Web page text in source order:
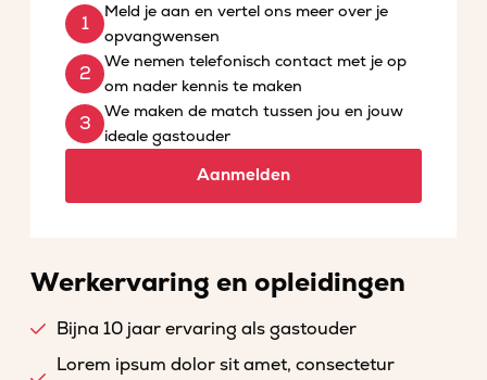
Meld je aan en vertel ons meer over je
opvangwensen
We nemen telefonisch contact met je op
om nader kennis te maken
We maken de match tussen jou en jouw
ideale gastouder
Aanmelden
Werkervaring en opleidingen
Bijna 10 jaar ervaring als gastouder
Lorem ipsum dolor sit amet, consectetur